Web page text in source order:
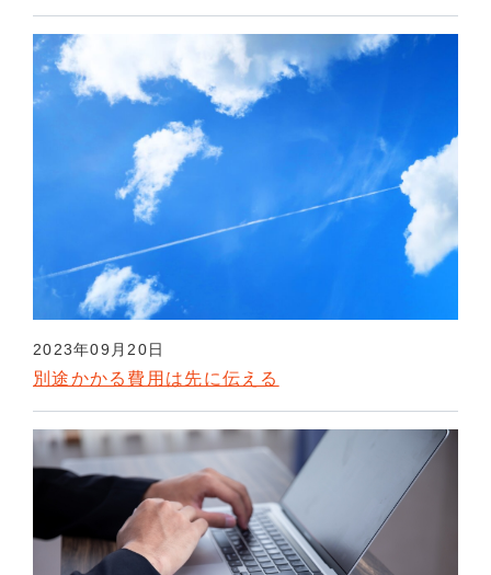
2023年09月20日
別途かかる費用は先に伝える